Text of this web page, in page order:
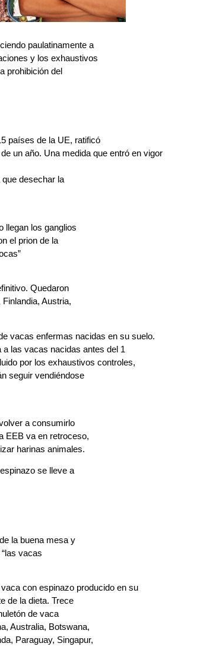
paulatinamente a
y los exhaustivos
prohibición del
países de la UE, ratificó
un año. Una medida que entró en vigor
desechar la
llegan los ganglios
el prion de la
Quedaron
Austria,
vacas enfermas nacidas en su suelo.
a las vacas nacidas antes del 1
por los exhaustivos controles,
seguir vendiéndose
a consumirlo
EEB va en retroceso,
harinas animales.
se lleve a
la buena mesa y
vacas
con espinazo producido en su
de la dieta. Trece
de vaca
Australia, Botswana,
Paraguay, Singapur,